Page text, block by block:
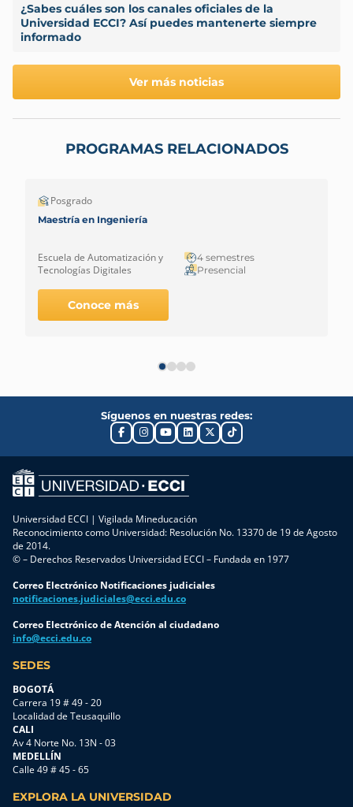
¿Sabes cuáles son los canales oficiales de la
Universidad ECCI? Así puedes mantenerte siempre
informado
Ver más noticias
PROGRAMAS RELACIONADOS
Posgrado
Maestría en Ingeniería
Escuela de Automatización y
Tecnologías Digitales
4 semestres
Presencial
Conoce más
Síguenos en nuestras redes:
Universidad ECCI | Vigilada Mineducación
Reconocimiento como Universidad: Resolución No. 13370 de 19 de Agosto
de 2014.
© – Derechos Reservados Universidad ECCI – Fundada en 1977
Correo Electrónico Notificaciones judiciales
notificaciones.judiciales@ecci.edu.co
Correo Electrónico de Atención al ciudadano
info@ecci.edu.co
SEDES
BOGOTÁ
Carrera 19 # 49 - 20
Localidad de Teusaquillo
CALI
Av 4 Norte No. 13N - 03
MEDELLÍN
Calle 49 # 45 - 65
EXPLORA LA UNIVERSIDAD